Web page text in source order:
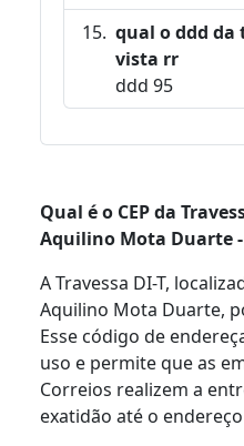
qual o ddd da
vista rr
ddd 95
Qual é o CEP da
Aquilino Mota Duarte -
A Travessa DI-T,
Aquilino Mota Duarte,
Esse código de
uso e permite que as
Correios realizem a
exatidão até o